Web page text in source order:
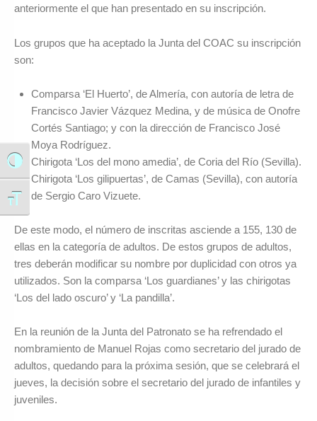
Alternar alto contraste
Alternar tamaño de letra
anteriormente el que han presentado en su inscripción.
Los grupos que ha aceptado la Junta del COAC su inscripción
son:
Comparsa ‘El Huerto’, de Almería, con autoría de letra de
Francisco Javier Vázquez Medina, y de música de Onofre
Cortés Santiago; y con la dirección de Francisco José
Moya Rodríguez.
Chirigota ‘Los del mono amedia’, de Coria del Río (Sevilla).
Chirigota ‘Los gilipuertas’, de Camas (Sevilla), con autoría
de Sergio Caro Vizuete.
De este modo, el número de inscritas asciende a 155, 130 de
ellas en la categoría de adultos. De estos grupos de adultos,
tres deberán modificar su nombre por duplicidad con otros ya
utilizados. Son la comparsa ‘Los guardianes’ y las chirigotas
‘Los del lado oscuro’ y ‘La pandilla’.
En la reunión de la Junta del Patronato se ha refrendado el
nombramiento de Manuel Rojas como secretario del jurado de
adultos, quedando para la próxima sesión, que se celebrará el
jueves, la decisión sobre el secretario del jurado de infantiles y
juveniles.